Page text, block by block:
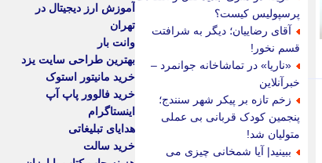
پرسپولیس کیست؟
آقای رضاییان؛ دیگر به شرافتت
قسم نخور!
«ناریا» در تماشاخانه جوانمرد –
خبرآنلاین
زخم تازه بر پیکر شهر سنندج؛
پنجمین کودک قربانی بی عملی
متولیان شد!
ببینید| آیا شمخانی چیزی می
آموزش ارز دیجیتال در
تهران
وانت بار
بهترین طراحی سایت یزد
خرید مانیتور استوک
خرید فالوور پاپ آپ
اینستاگرام
هدایای تبلیغاتی
خرید سالت